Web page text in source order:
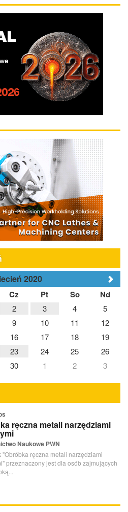
2020
Cz Pt So Nd
2 3 4
5
9 10 11
12
16 17 18
19
23 24 25
26
30 1 2 3
ręczna metali narzędziami
Naukowe PWN
"Obróbka ręczna metali narzędziami
przeznaczony jest dla osób zajmujących